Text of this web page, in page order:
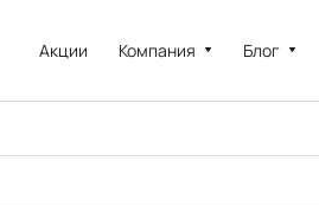
Акции Компания Блог